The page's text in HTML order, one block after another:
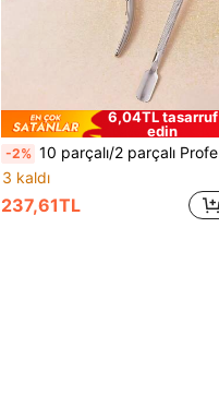
6,04TL tasarruf
edin
-2% 10 parçalı/2 parçalı Profesyonel Paslanmaz Çelik Tırnak Makası ve Kütikül İtici Seti, Tırnak ve Kütikül Kesimi İçin Keskin ve Hassas Manikür Aletleri, Paslanmaz, Su Geçirmez, Taşınabilir Tasarım, Seyahat, Ev ve Salon Kullanımına Uygun, Zarif Güzellik Gereçleri, Kadınlar İçin İdeal Hediye, Yüksek Kaliteli ve Uygun Fiyatlı Tırnak Bakım Aletleri
3 kaldı
237,61TL